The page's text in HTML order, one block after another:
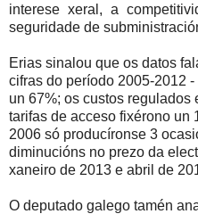
interese xeral, a
seguridade de
Erias sinalou que os datos
cifras do período 2005-2012
un 67%; os custos regulados
tarifas de acceso fixérono un
2006 só producíronse 3
diminucións no prezo da
xaneiro de 2013 e abril de
O deputado galego tamén